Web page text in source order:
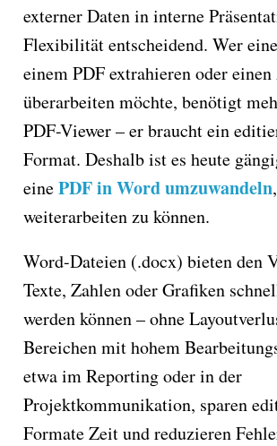
externer Daten in interne
Flexibilität entscheidend. Wer
einem PDF extrahieren oder
überarbeiten möchte, benötigt
PDF-Viewer – er braucht ein
Format. Deshalb ist es heute
einePDF in Word umzuwandeln
weiterarbeiten zu können.
Word-Dateien (.docx) bieten den
Texte, Zahlen oder Grafiken
werden können – ohne
Bereichen mit hohem
etwa im Reporting oder in der
Projektkommunikation, sparen
Formate Zeit und reduzieren